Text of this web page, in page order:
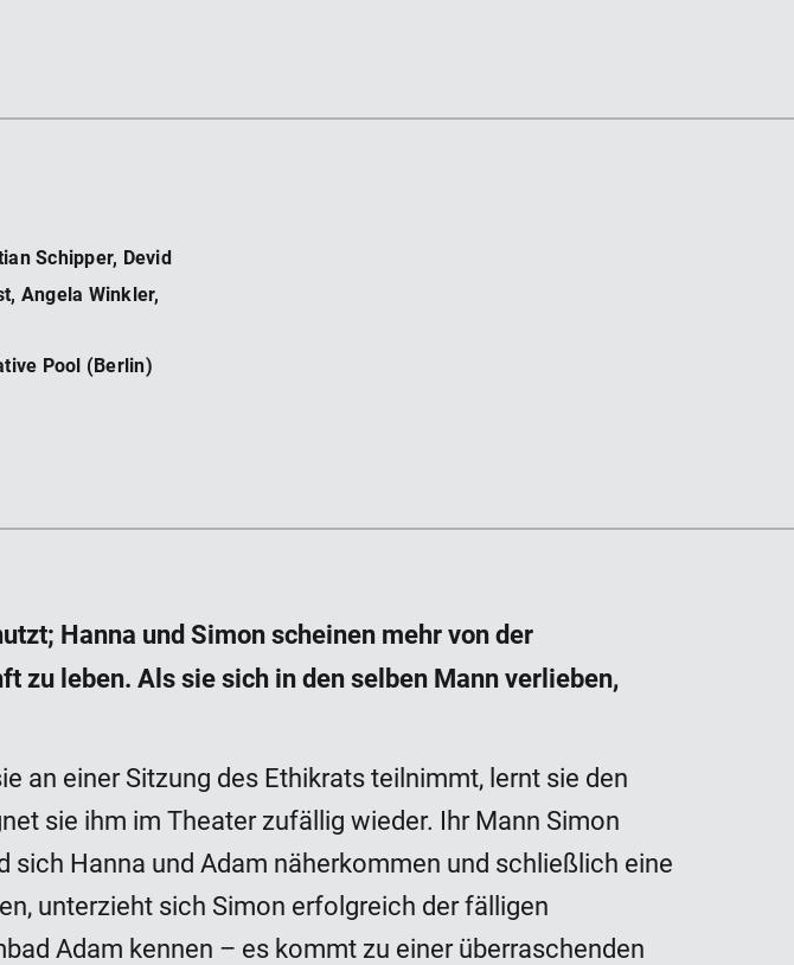
Schipper, Devid
Angela Winkler,
Pool (Berlin)
Hanna und Simon scheinen mehr von der
zu leben. Als sie sich in den selben Mann verlieben,
an einer Sitzung des Ethikrats teilnimmt, lernt sie den
sie ihm im Theater zufällig wieder. Ihr Mann Simon
sich Hanna und Adam näherkommen und schließlich eine
unterzieht sich Simon erfolgreich der fälligen
Adam kennen – es kommt zu einer überraschenden